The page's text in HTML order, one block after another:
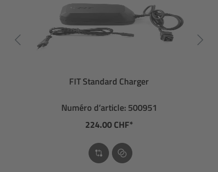
FIT Standard Charger
Numéro d’article: 500951
224.00 CHF*